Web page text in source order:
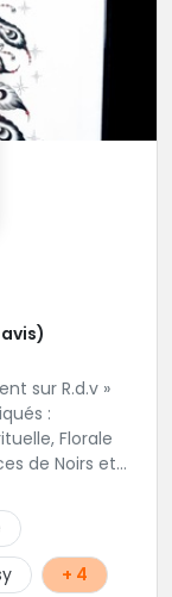
Florale
de Noirs et
+ 4